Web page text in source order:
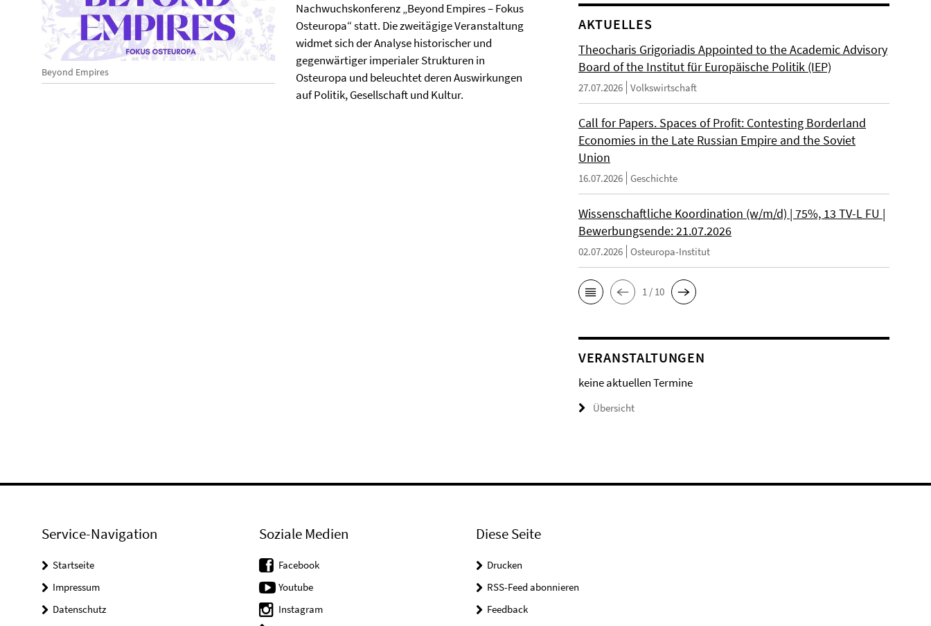
Beyond Empires
Nachwuchskonferenz „Beyond Empires – Fokus
Osteuropa“ statt. Die zweitägige Veranstaltung
widmet sich der Analyse historischer und
gegenwärtiger imperialer Strukturen in
Osteuropa und beleuchtet deren Auswirkungen
auf Politik, Gesellschaft und Kultur.
AKTUELLES
Theocharis Grigoriadis Appointed to the Academic Advisory
Board of the Institut für Europäische Politik (IEP)
27.07.2026 Volkswirtschaft
Call for Papers. Spaces of Profit: Contesting Borderland
Economies in the Late Russian Empire and the Soviet
Union
16.07.2026 Geschichte
Wissenschaftliche Koordination (w/m/d) | 75%, 13 TV-L FU |
Bewerbungsende: 21.07.2026
02.07.2026 Osteuropa-Institut
1 / 10
VERANSTALTUNGEN
keine aktuellen Termine
Übersicht
Service-Navigation
Startseite
Impressum
Datenschutz
Soziale Medien
Facebook
Youtube
Instagram
Diese Seite
Drucken
RSS-Feed abonnieren
Feedback